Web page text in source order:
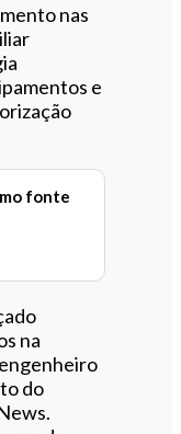
nas
e
fonte
na
do